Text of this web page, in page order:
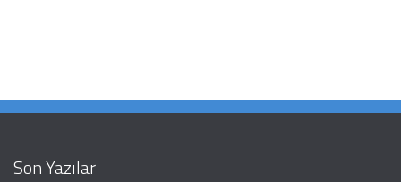
Son Yazılar